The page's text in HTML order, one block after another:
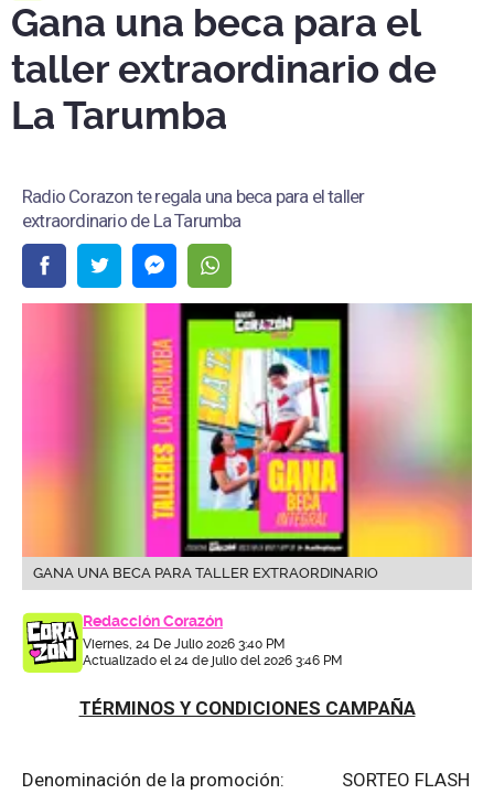
Gana una beca para el
taller extraordinario de
La Tarumba
Radio Corazon te regala una beca para el taller
extraordinario de La Tarumba
GANA UNA BECA PARA TALLER EXTRAORDINARIO
Redacción Corazón
Viernes, 24 De Julio 2026 3:40 PM
Actualizado el 24 de julio del 2026 3:46 PM
TÉRMINOS Y CONDICIONES CAMPAÑA
Denominación de la promoción: SORTEO FLASH